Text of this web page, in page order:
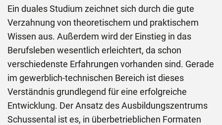
Ein duales Studium zeichnet sich durch die gute
Verzahnung von theoretischem und praktischem
Wissen aus. Außerdem wird der Einstieg in das
Berufsleben wesentlich erleichtert, da schon
verschiedenste Erfahrungen vorhanden sind. Gerade
im gewerblich-technischen Bereich ist dieses
Verständnis grundlegend für eine erfolgreiche
Entwicklung. Der Ansatz des Ausbildungszentrums
Schussental ist es, in überbetrieblichen Formaten